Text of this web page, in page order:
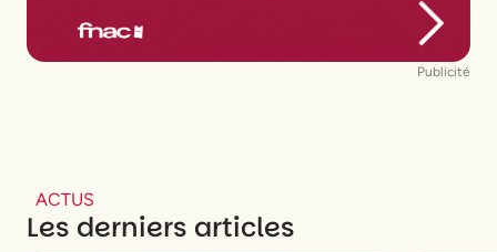
Publicité
ACTUS
Les derniers articles